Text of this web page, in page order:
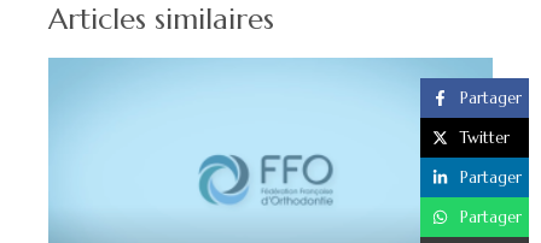
Articles similaires
Partager
Twitter
Partager
Partager